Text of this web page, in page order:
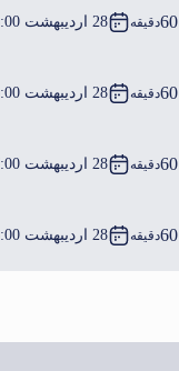
60دقیقه 28 اردیبهشت 15:00 - 28 اردیبهشت 16:00
60دقیقه 28 اردیبهشت 16:00 - 28 اردیبهشت 17:00
60دقیقه 28 اردیبهشت 17:00 - 28 اردیبهشت 18:00
60دقیقه 28 اردیبهشت 18:00 - 28 اردیبهشت 19:00